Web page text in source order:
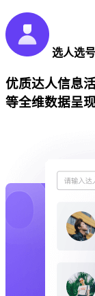
选人选
优质达人信息
等全维数据呈